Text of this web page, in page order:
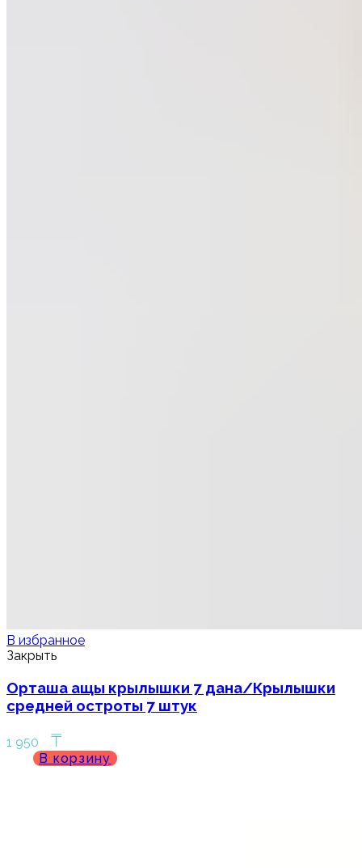
В избранное
Закрыть
Орташа ащы крылышки 7 дана/Крылышки
средней остроты 7 штук
1 950 ₸
В корзину